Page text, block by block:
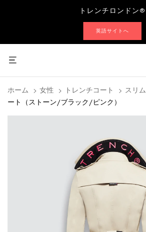
トレンチロンドン®
英語サイトへ
ホーム 女性 トレンチコート スリム
ート（ストーン/ブラック/ピンク）